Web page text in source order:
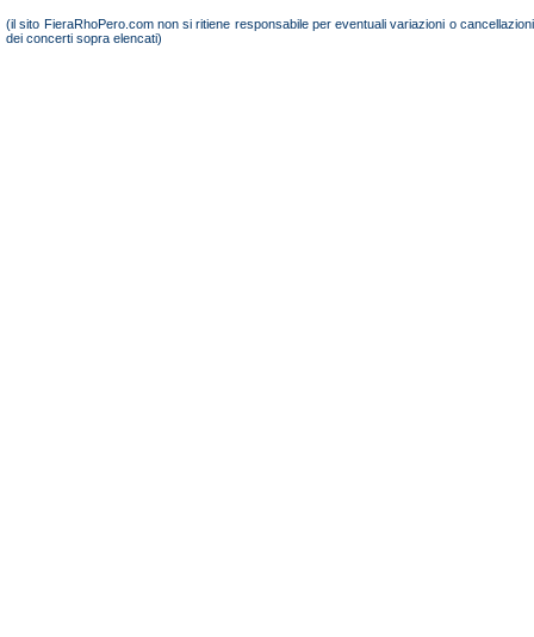
(il sito FieraRhoPero.com non si ritiene responsabile per eventuali variazioni o cancellazioni
dei concerti sopra elencati)